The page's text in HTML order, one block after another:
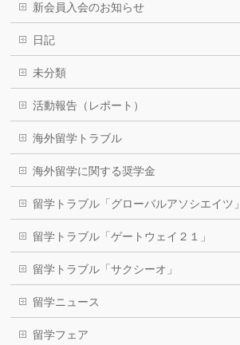
新会員入会のお知らせ
日記
未分類
活動報告（レポート）
海外留学トラブル
海外留学に関する奨学金
留学トラブル「グローバルアソシエイツ」
留学トラブル「ゲートウェイ２１」
留学トラブル「サクシーオ」
留学ニュース
留学フェア